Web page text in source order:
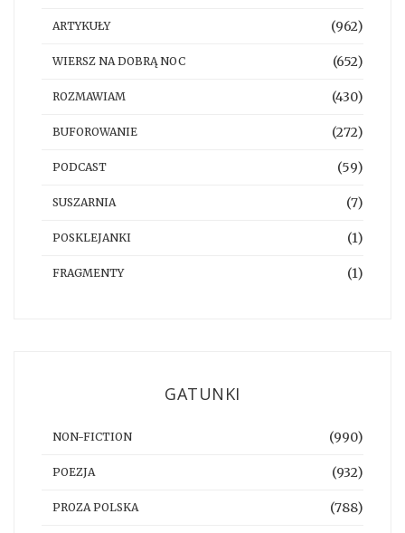
ARTYKUŁY (962)
WIERSZ NA DOBRĄ NOC (652)
ROZMAWIAM (430)
BUFOROWANIE (272)
PODCAST (59)
SUSZARNIA (7)
POSKLEJANKI (1)
FRAGMENTY (1)
GATUNKI
NON-FICTION (990)
POEZJA (932)
PROZA POLSKA (788)